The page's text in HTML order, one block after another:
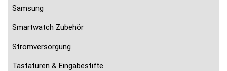
Samsung
Smartwatch Zubehör
Stromversorgung
Tastaturen & Eingabestifte